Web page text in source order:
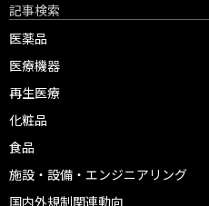
記事検索
医薬品
医療機器
再生医療
化粧品
食品
施設・設備・エンジニアリング
国内外規制関連動向